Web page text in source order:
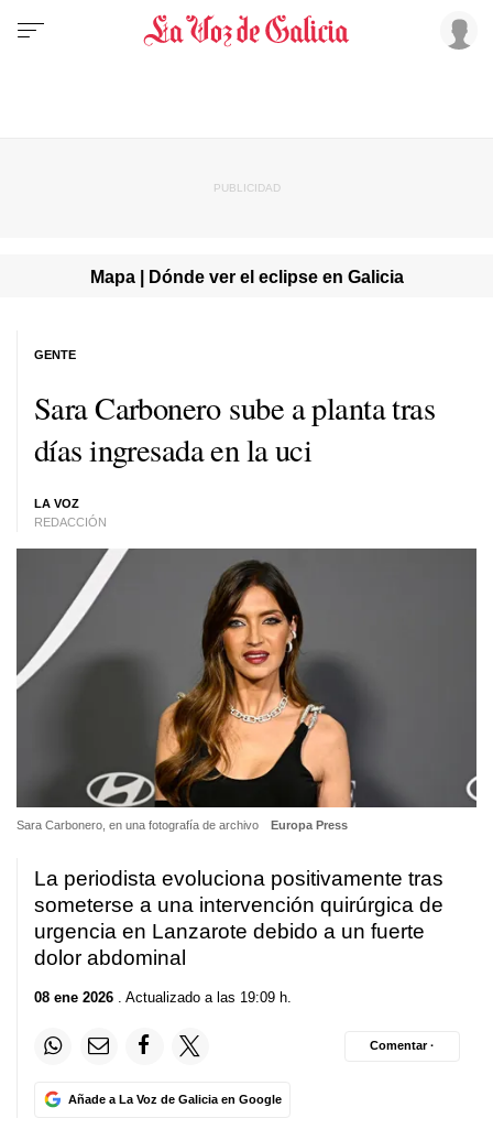
Mapa | Dónde ver el eclipse en Galicia
Sara Carbonero sube a planta tras
días ingresada en la uci
LA VOZ
REDACCIÓN
GENTE
Sara Carbonero, en una fotografía de archivo Europa Press
La periodista evoluciona positivamente tras
someterse a una intervención quirúrgica de
urgencia en Lanzarote debido a un fuerte
dolor abdominal
08 ene 2026 . Actualizado a las 19:09 h.
Añade a La Voz de Galicia en Google
Comentar ·